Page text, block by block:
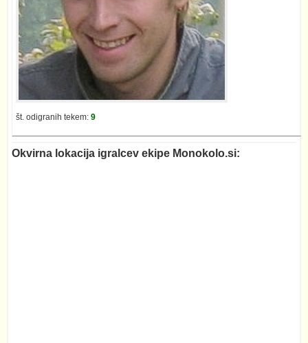
št. odigranih tekem: 9
Okvirna lokacija igralcev ekipe Monokolo.si: